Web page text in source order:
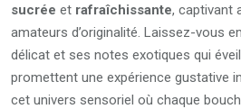
sucrée et rafraîchissante, captivant
amateurs d’originalité. Laissez-vous
délicat et ses notes exotiques qui
promettent une expérience gustative
cet univers sensoriel où chaque